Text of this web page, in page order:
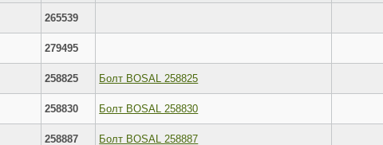
265539
279495
258825 Болт BOSAL 258825
258830 Болт BOSAL 258830
258887 Болт BOSAL 258887